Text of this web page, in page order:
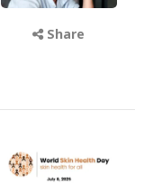
Share